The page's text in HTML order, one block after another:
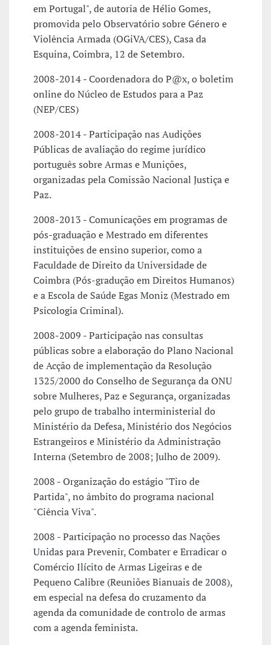
em Portugal", de autoria de Hélio Gomes,
promovida pelo Observatório sobre Género e
Violência Armada (OGiVA/CES), Casa da
Esquina, Coimbra, 12 de Setembro.
2008-2014 - Coordenadora do P@x, o boletim
online do Núcleo de Estudos para a Paz
(NEP/CES)
2008-2014 - Participação nas Audições
Públicas de avaliação do regime jurídico
português sobre Armas e Munições,
organizadas pela Comissão Nacional Justiça e
Paz.
2008-2013 - Comunicações em programas de
pós-graduação e Mestrado em diferentes
instituições de ensino superior, como a
Faculdade de Direito da Universidade de
Coimbra (Pós-gradução em Direitos Humanos)
e a Escola de Saúde Egas Moniz (Mestrado em
Psicologia Criminal).
2008-2009 - Participação nas consultas
públicas sobre a elaboração do Plano Nacional
de Acção de implementação da Resolução
1325/2000 do Conselho de Segurança da ONU
sobre Mulheres, Paz e Segurança, organizadas
pelo grupo de trabalho interministerial do
Ministério da Defesa, Ministério dos Negócios
Estrangeiros e Ministério da Administração
Interna (Setembro de 2008; Julho de 2009).
2008 - Organização do estágio "Tiro de
Partida", no âmbito do programa nacional
"Ciência Viva".
2008 - Participação no processo das Nações
Unidas para Prevenir, Combater e Erradicar o
Comércio Ilícito de Armas Ligeiras e de
Pequeno Calibre (Reuniões Bianuais de 2008),
em especial na defesa do cruzamento da
agenda da comunidade de controlo de armas
com a agenda feminista.